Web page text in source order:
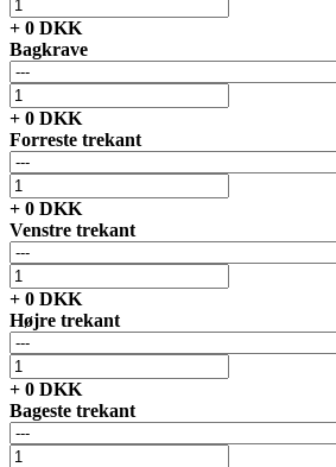
+ 0 DKK
Bagkrave
+ 0 DKK
Forreste trekant
+ 0 DKK
Venstre trekant
+ 0 DKK
Højre trekant
+ 0 DKK
Bageste trekant